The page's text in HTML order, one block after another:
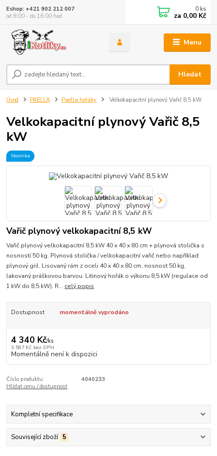
Menu
Hledat
Eshop: +421 902 212 007
od 8:00 - do 16:00 hod
0 ks
za 0,00 Kč
Úvod PAELLA Paella hořáky Velkokapacitní plynový Vařič 8,5 kW
Velkokapacitní plynový Vařič 8,5
kW
Novinka
Vařič plynový velkokapacitní 8,5 kW
Vařič plynový velkokapacitní 8,5 kW 40 x 40 x 80 cm + plynová stolička s
nosností 50 kg. Plynová stolička / velkokapacitní vařič nebo například
plynový gril. Lisovaný rám z oceli 40 x 40 x 80 cm, nosnost 50 kg,
lakovaný práškovou barvou. Litinový hořák o výkonu 8,5 kW (regulace od
1 kW do 8,5 kW). R... celý popis
Dostupnost momentálně vyprodáno
4 340 Kč/ks
3 587 Kč bez DPH
Momentálně není k dispozici
Číslo produktu:
4040233
Hlídat cenu / dostupnost
Kompletní specifikace
Související zboží 5